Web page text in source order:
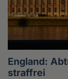
England:
straffrei